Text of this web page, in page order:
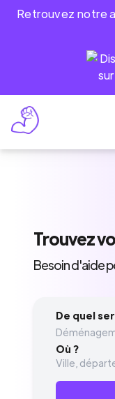
Retrouvez notre
Trouvez
Besoin d'aide
De quel
Où ?